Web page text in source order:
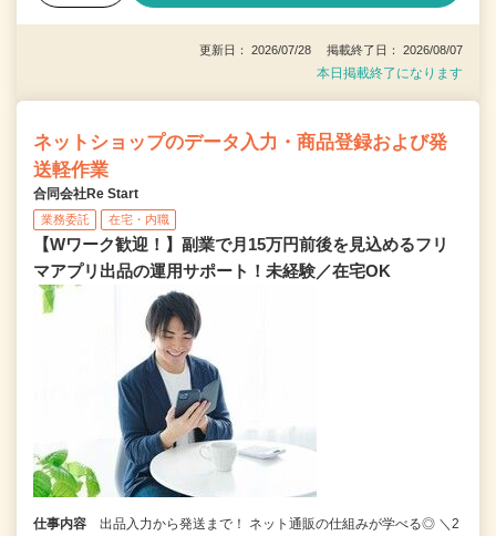
更新日： 2026/07/28 掲載終了日： 2026/08/07
本日掲載終了になります
ネットショップのデータ入力・商品登録および発
送軽作業
合同会社Re Start
業務委託 在宅・内職
【Wワーク歓迎！】副業で月15万円前後を見込めるフリ
マアプリ出品の運用サポート！未経験／在宅OK
仕事内容
出品入力から発送まで！ ネット通販の仕組みが学べる◎ ＼2